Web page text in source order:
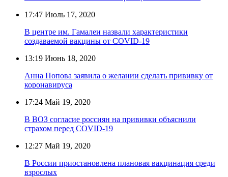
17:47 Июль 17, 2020
В центре им. Гамалеи назвали характеристики
создаваемой вакцины от COVID-19
13:19 Июнь 18, 2020
Анна Попова заявила о желании сделать прививку от
коронавируса
17:24 Май 19, 2020
В ВОЗ согласие россиян на прививки объяснили
страхом перед COVID-19
12:27 Май 19, 2020
В России приостановлена плановая вакцинация среди
взрослых